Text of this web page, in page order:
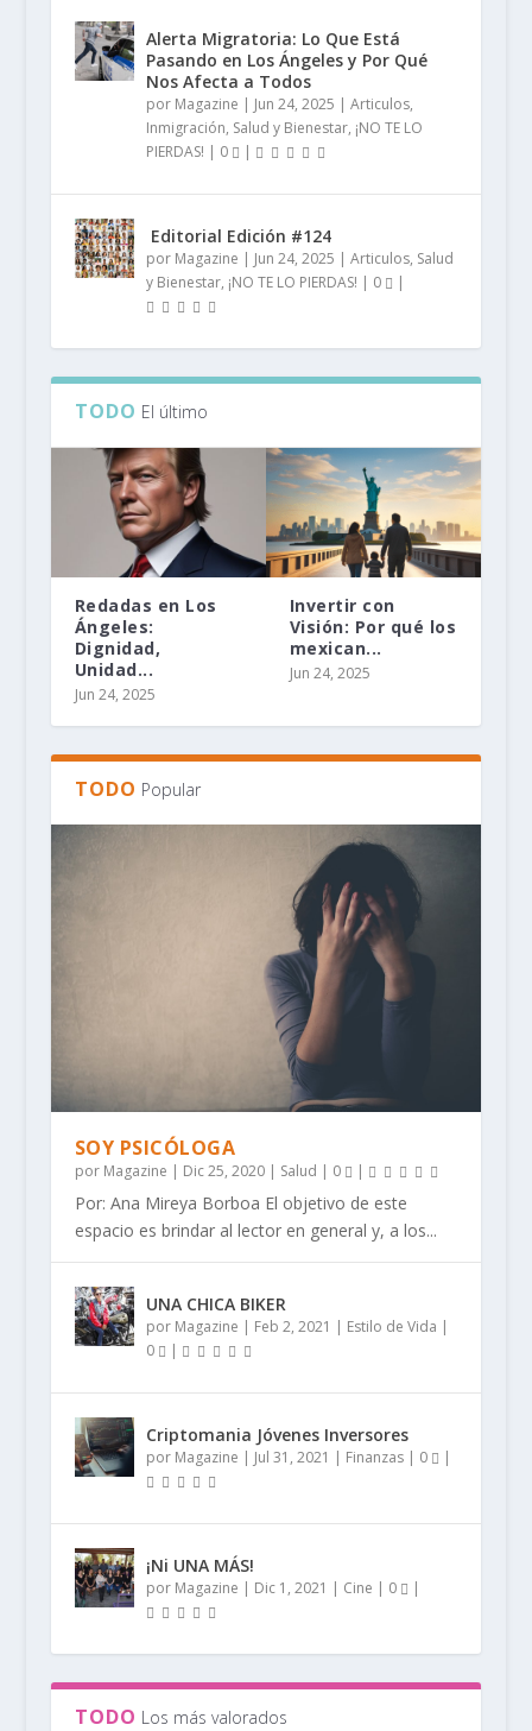
Alerta Migratoria: Lo Que Está
Pasando en Los Ángeles y Por Qué
Nos Afecta a Todos
por Magazine | Jun 24, 2025 | Articulos,
Inmigración, Salud y Bienestar, ¡NO TE LO
PIERDAS! | 0 |
️ Editorial Edición #124
por Magazine | Jun 24, 2025 | Articulos, Salud
y Bienestar, ¡NO TE LO PIERDAS! | 0 |
TODO El último
Redadas en Los
Ángeles:
Dignidad,
Unidad...
Jun 24, 2025
Invertir con
Visión: Por qué los
mexican...
Jun 24, 2025
TODO Popular
SOY PSICÓLOGA
por Magazine | Dic 25, 2020| Salud | 0 |
Por: Ana Mireya Borboa El objetivo de este
espacio es brindar al lector en general y, a los...
UNA CHICA BIKER
por Magazine | Feb 2, 2021 | Estilo de Vida |
0
|
Criptomania Jóvenes Inversores
por Magazine | Jul 31, 2021 | Finanzas| 0 |
¡Ni UNA MÁS!
por Magazine | Dic 1, 2021 | Cine | 0 |
TODO Los más valorados